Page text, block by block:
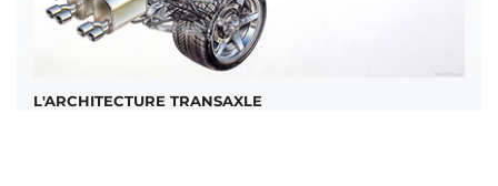
L'ARCHITECTURE TRANSAXLE